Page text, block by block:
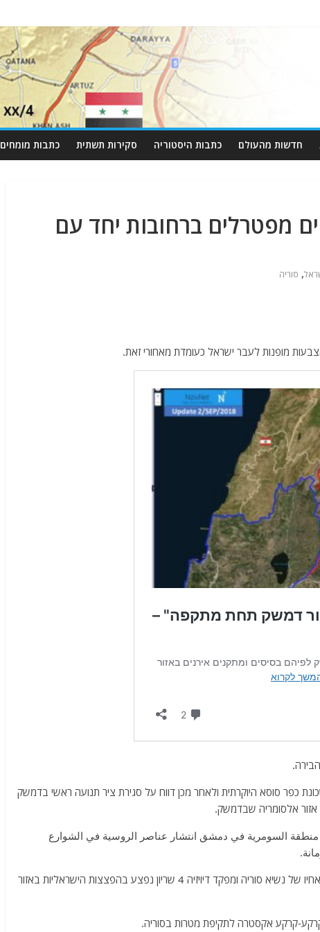
חדשות מהעולם כתבות היסטוריה סקירות תשתית כתבות מומחים
מפטרלים ברחובות יחד עם
, סוריה
מופנות לעבר ישראל כעומדת מאחורי זאת.
כפר סוסא היוקרתית ולאחר מכן דווח על סגירת ציר תנועה ראשי בדמשק
אזור אלסומריה שבדמשק.
السومرية في دمشق انتشار عناصر الروسية في الشوارع
ברקע מתקבלים עוד ועוד דיווחים כי האלוף מאהר אלאסד,אחיו של נשיא סוריה ומפקד דיויזיה 4 שריון נפצע בהפצצות הישראליות באזור
קרקע אקסטרה לתקיפת מטרות בסוריה.